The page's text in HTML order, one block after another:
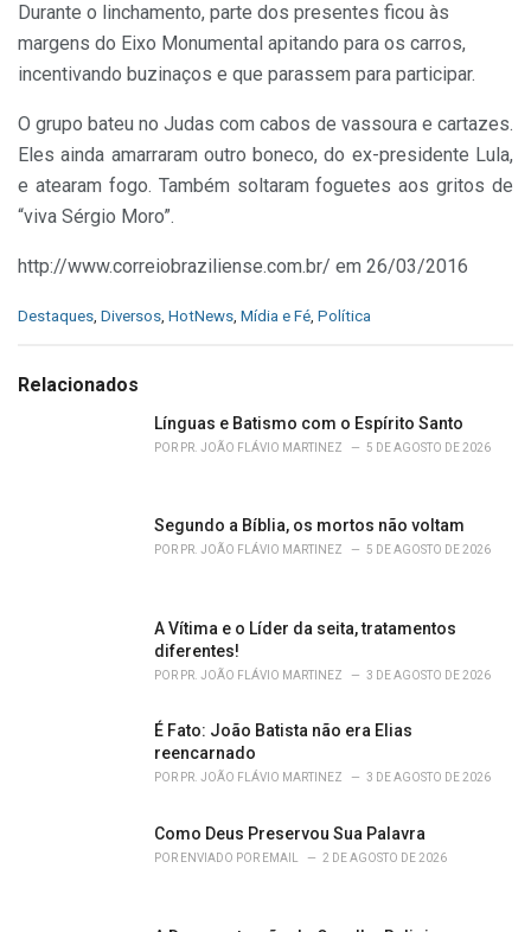
Durante o linchamento, parte dos presentes ficou às
margens do Eixo Monumental apitando para os carros,
incentivando buzinaços e que parassem para participar.
O grupo bateu no Judas com cabos de vassoura e cartazes.
Eles ainda amarraram outro boneco, do ex-presidente Lula,
e atearam fogo. Também soltaram foguetes aos gritos de
“viva Sérgio Moro”.
http://www.correiobraziliense.com.br/ em 26/03/2016
C
e
Destaques, Diversos, HotNews, Mídia e Fé, Política
Relacionados
Línguas e Batismo com o Espírito Santo
POR PR. JOÃO FLÁVIO MARTINEZ 5 DE AGOSTO DE 2026
Segundo a Bíblia, os mortos não voltam
POR PR. JOÃO FLÁVIO MARTINEZ 5 DE AGOSTO DE 2026
A Vítima e o Líder da seita, tratamentos
diferentes!
POR PR. JOÃO FLÁVIO MARTINEZ 3 DE AGOSTO DE 2026
É Fato: João Batista não era Elias
reencarnado
POR PR. JOÃO FLÁVIO MARTINEZ 3 DE AGOSTO DE 2026
Como Deus Preservou Sua Palavra
POR ENVIADO POR EMAIL 2 DE AGOSTO DE 2026